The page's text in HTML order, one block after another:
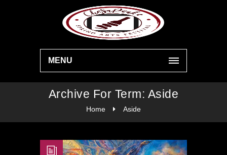
MENU
Archive For Term: Aside
Home Aside